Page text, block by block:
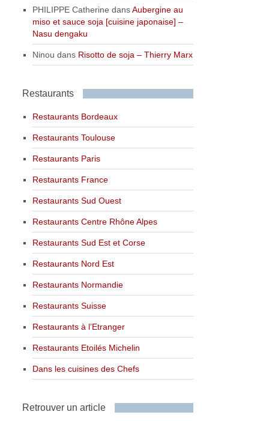
PHILIPPE Catherine dansAubergine au
miso et sauce soja [cuisine japonaise] –
Nasu dengaku
Ninou dans Risotto de soja – Thierry Marx
Restaurants
Restaurants Bordeaux
Restaurants Toulouse
Restaurants Paris
Restaurants France
Restaurants Sud Ouest
Restaurants Centre Rhône Alpes
Restaurants Sud Est et Corse
Restaurants Nord Est
Restaurants Normandie
Restaurants Suisse
Restaurants à l’Etranger
Restaurants Etoilés Michelin
Dans les cuisines des Chefs
Retrouver un article